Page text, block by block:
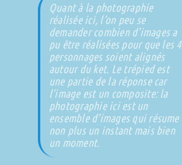
Quant à la photographie
réalisée ici, l’on peu se
demander combien d’images a
pu être réalisées pour que les 4
personnages soient alignés
autour du ket. Le trépied est
une partie de la réponse car
l’image est un composite: la
photographie ici est un
ensemble d’images qui résume
non plus un instant mais bien
un moment.